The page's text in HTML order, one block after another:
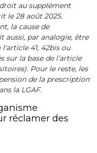
au supplément
le 28 août 2025.
la cause de
aussi, par analogie, être
41, 42bis ou
sur la base de l’article
Pour le reste, les
de la prescription
la LGAF.
réclamer des